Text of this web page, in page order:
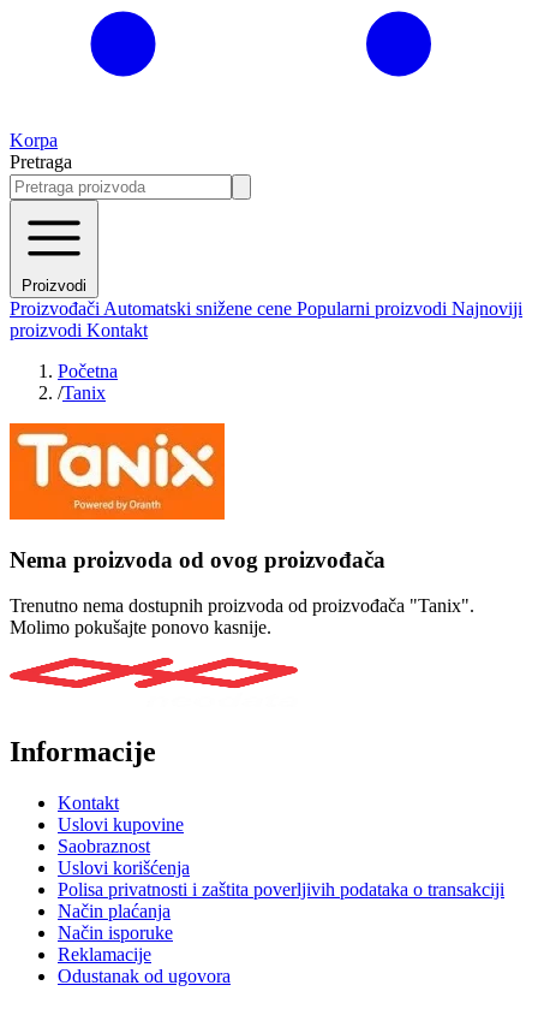
Korpa
Pretraga
Proizvodi
Proizvođači Automatski snižene cene Popularni proizvodi Najnoviji
proizvodi Kontakt
Početna
/Tanix
Nema proizvoda od ovog proizvođača
Trenutno nema dostupnih proizvoda od proizvođača "Tanix".
Molimo pokušajte ponovo kasnije.
Informacije
Kontakt
Uslovi kupovine
Saobraznost
Uslovi korišćenja
Polisa privatnosti i zaštita poverljivih podataka o transakciji
Način plaćanja
Način isporuke
Reklamacije
Odustanak od ugovora